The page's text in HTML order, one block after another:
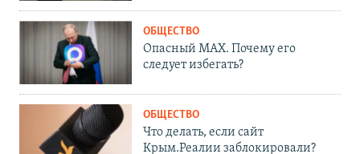
ОБЩЕСТВО
Опасный MAX. Почему его
следует избегать?
ОБЩЕСТВО
Что делать, если сайт
Крым.Реалии заблокировали?